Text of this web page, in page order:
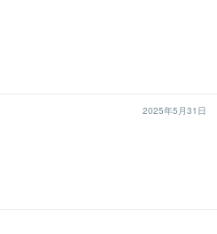
2025年5月31日